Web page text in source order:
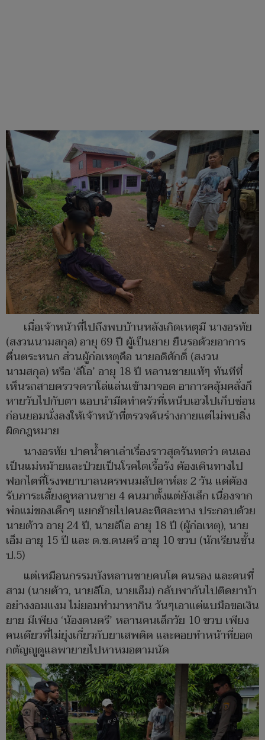
เมื่อเจ้าหน้าที่ไปถึงพบบ้านหลังเกิดเหตุมี นางอรทัย
(สงวนนามสกุล) อายุ 69 ปี ผู้เป็นยาย ยืนรอด้วยอาการ
ตื่นตระหนก ส่วนผู้ก่อเหตุคือ นายอดิศักดิ์ (สงวน
นามสกุล) หรือ ‘ลีโอ’ อายุ 18 ปี หลานชายแท้ๆ ทันทีที่
เห็นรถสายตรวจตราโล่แล่นเข้ามาจอด อาการคลุ้มคลั่งก็
หายวับไปกับตา แอบนำมีดทำครัวที่เหน็บเอวไปเก็บซ่อน
ก่อนยอมนั่งลงให้เจ้าหน้าที่ตรวจค้นร่างกายแต่ไม่พบสิ่ง
ผิดกฎหมาย
นางอรทัย ปาดน้ำตาเล่าเรื่องราวสุดรันทดว่า ตนเอง
เป็นแม่หม้ายและป่วยเป็นโรคไตเรื้อรัง ต้องเดินทางไป
ฟอกไตที่โรงพยาบาลนครพนมสัปดาห์ละ 2 วัน แต่ต้อง
รับภาระเลี้ยงดูหลานชาย 4 คนมาตั้งแต่ยังเล็ก เนื่องจาก
พ่อแม่ของเด็กๆ แยกย้ายไปคนละทิศละทาง ประกอบด้วย
นายต้าว อายุ 24 ปี, นายลีโอ อายุ 18 ปี (ผู้ก่อเหตุ), นาย
เอ็ม อายุ 15 ปี และ ด.ช.ดนตรี อายุ 10 ขวบ (นักเรียนชั้น
ป.5)
แต่เหมือนกรรมบังหลานชายคนโต คนรอง และคนที่
สาม (นายต้าว, นายลีโอ, นายเอ็ม) กลับพากันไปติดยาบ้า
อย่างงอมแงม ไม่ยอมทำมาหากิน วันๆเอาแต่แบมือขอเงิน
ยาย มีเพียง ‘น้องดนตรี’ หลานคนเล็กวัย 10 ขวบ เพียง
คนเดียวที่ไม่ยุ่งเกี่ยวกับยาเสพติด และคอยทำหน้าที่ยอด
กตัญญูดูแลพายายไปหาหมอตามนัด